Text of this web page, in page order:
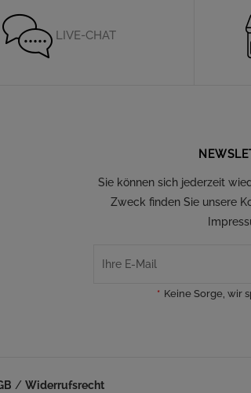
LIVE-CHAT
Sie können sich jederzeit
Zweck finden Sie unsere
* Keine Sorge, wir
/ Widerrufsrecht